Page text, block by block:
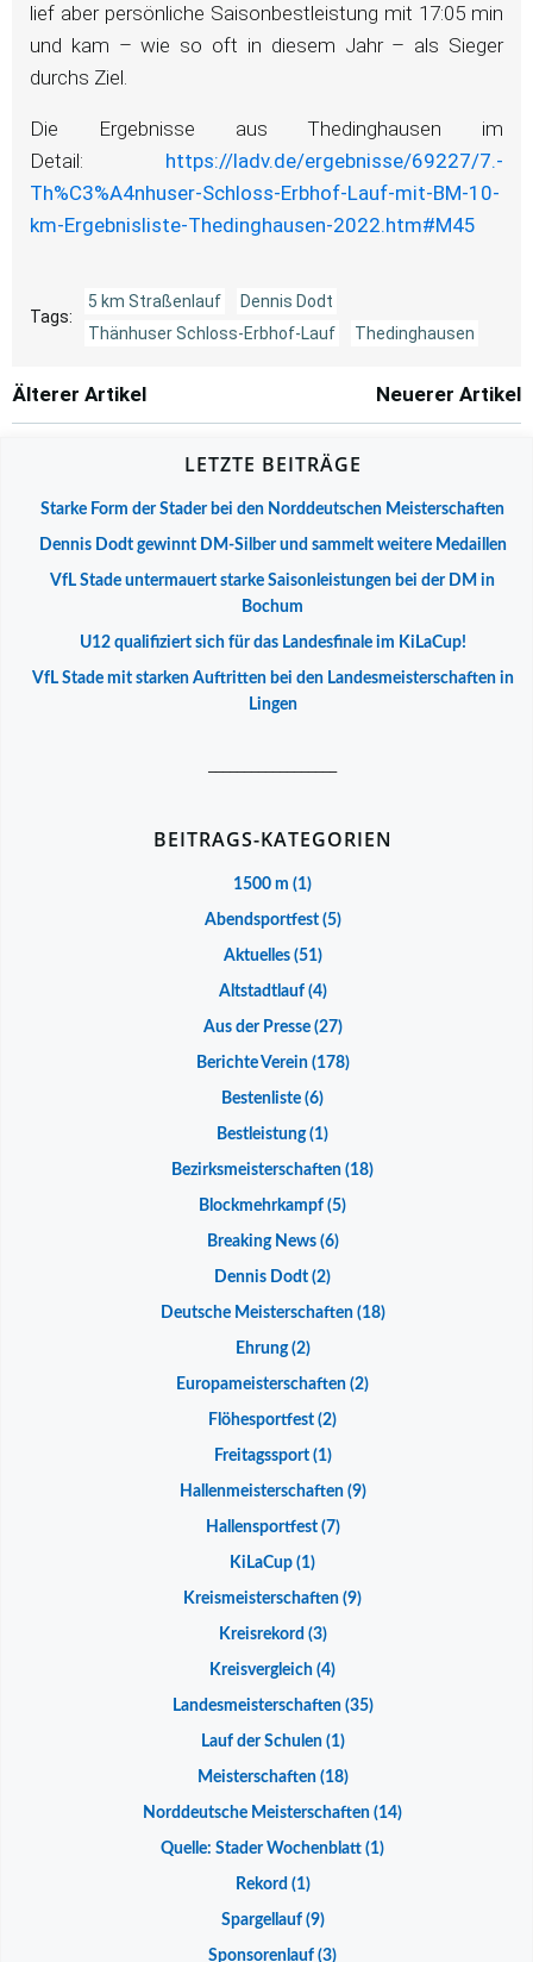
lief aber persönliche Saisonbestleistung mit 17:05 min
und kam – wie so oft in diesem Jahr – als Sieger
durchs Ziel.
Die Ergebnisse aus Thedinghausen im
Detail: https://ladv.de/ergebnisse/69227/7.-
Th%C3%A4nhuser-Schloss-Erbhof-Lauf-mit-BM-10-
km-Ergebnisliste-Thedinghausen-2022.htm#M45
Tags:
5 km Straßenlauf
Dennis Dodt
Thänhuser Schloss-Erbhof-Lauf
Thedinghausen
Post
navigation
Älterer Artikel
navigation
Neuerer Artikel
LETZTE BEITRÄGE
Starke Form der Stader bei den Norddeutschen Meisterschaften
Dennis Dodt gewinnt DM-Silber und sammelt weitere Medaillen
VfL Stade untermauert starke Saisonleistungen bei der DM in
Bochum
U12 qualifiziert sich für das Landesfinale im KiLaCup!
VfL Stade mit starken Auftritten bei den Landesmeisterschaften in
Lingen
BEITRAGS-KATEGORIEN
1500 m (1)
Abendsportfest(5)
Aktuelles(51)
Altstadtlauf(4)
Aus der Presse(27)
Berichte Verein(178)
Bestenliste (6)
Bestleistung(1)
Bezirksmeisterschaften (18)
Blockmehrkampf (5)
Breaking News(6)
Dennis Dodt (2)
Deutsche Meisterschaften(18)
Ehrung(2)
Europameisterschaften (2)
Flöhesportfest (2)
Freitagssport(1)
Hallenmeisterschaften(9)
Hallensportfest(7)
KiLaCup (1)
Kreismeisterschaften (9)
Kreisrekord (3)
Kreisvergleich (4)
Landesmeisterschaften(35)
Lauf der Schulen(1)
Meisterschaften(18)
Norddeutsche Meisterschaften (14)
Quelle: Stader Wochenblatt (1)
Rekord (1)
Spargellauf(9)
Sponsorenlauf (3)